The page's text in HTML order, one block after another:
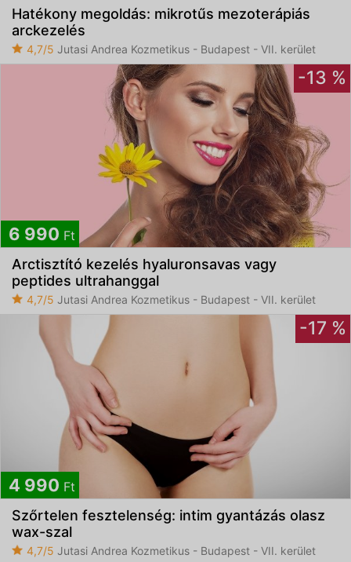
Hatékony megoldás: mikrotűs mezoterápiás
arckezelés
4,7/5 Jutasi Andrea Kozmetikus - Budapest - VII. kerület
-13 %
6 990 Ft
Arctisztító kezelés hyaluronsavas vagy
peptides ultrahanggal
4,7/5 Jutasi Andrea Kozmetikus - Budapest - VII. kerület
-17 %
4 990 Ft
Szőrtelen fesztelenség: intim gyantázás olasz
wax-szal
4,7/5 Jutasi Andrea Kozmetikus - Budapest - VII. kerület